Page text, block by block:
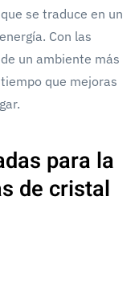
se traduce en un
Con las
un ambiente más
que mejoras
para la
de cristal